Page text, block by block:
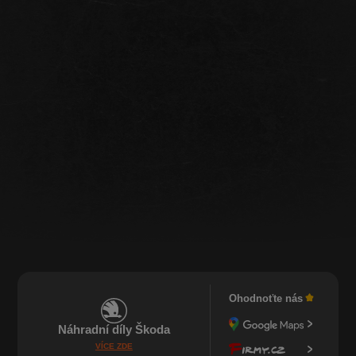
Náhradní díly Škoda
VÍCE ZDE
Ohodnoťte nás